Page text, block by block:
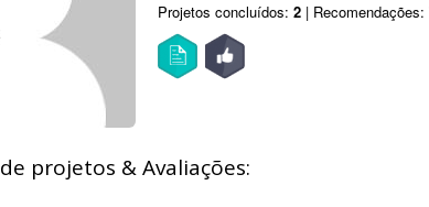
Projetos concluídos: 2 | Recomendações:
projetos & Avaliações: